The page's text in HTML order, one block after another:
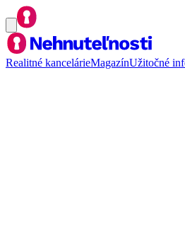
Realitné kancelárieMagazínUžitočné